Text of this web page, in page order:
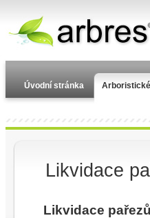
Úvodní stránka
Likvidace
Likvidace